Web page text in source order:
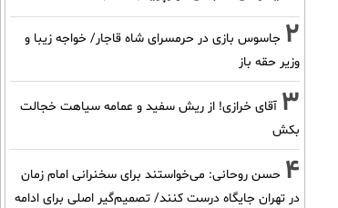
2 جاسوس بازی در حرمسرای شاه قاجار/ خواجه زیبا و
وزیر حقه باز
3 آقای خرازی! از ریش سفید و عمامه سیاهت خجالت
بکش
4 حسن روحانی: می‌خواستند برای سخنرانی امام زمان
در تهران جایگاه درست کنند/ تصمیم‌گیر اصلی برای ادامه